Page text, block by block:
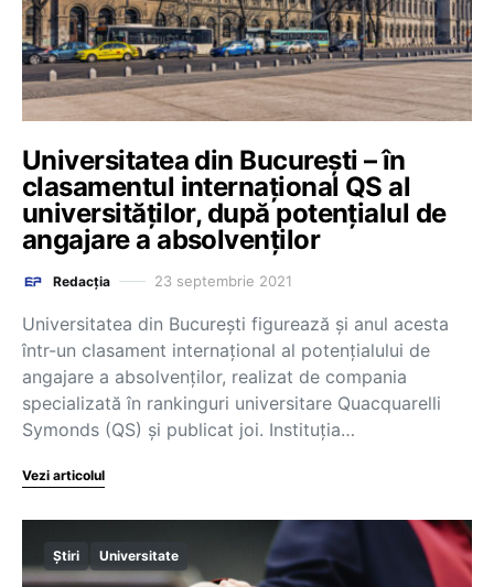
Universitatea din București – în
clasamentul internațional QS al
universităților, după potențialul de
angajare a absolvenților
Redacția 23 septembrie 2021
Universitatea din București figurează și anul acesta
într-un clasament internațional al potențialului de
angajare a absolvenților, realizat de compania
specializată în rankinguri universitare Quacquarelli
Symonds (QS) și publicat joi. Instituția…
Vezi articolul
Știri Universitate